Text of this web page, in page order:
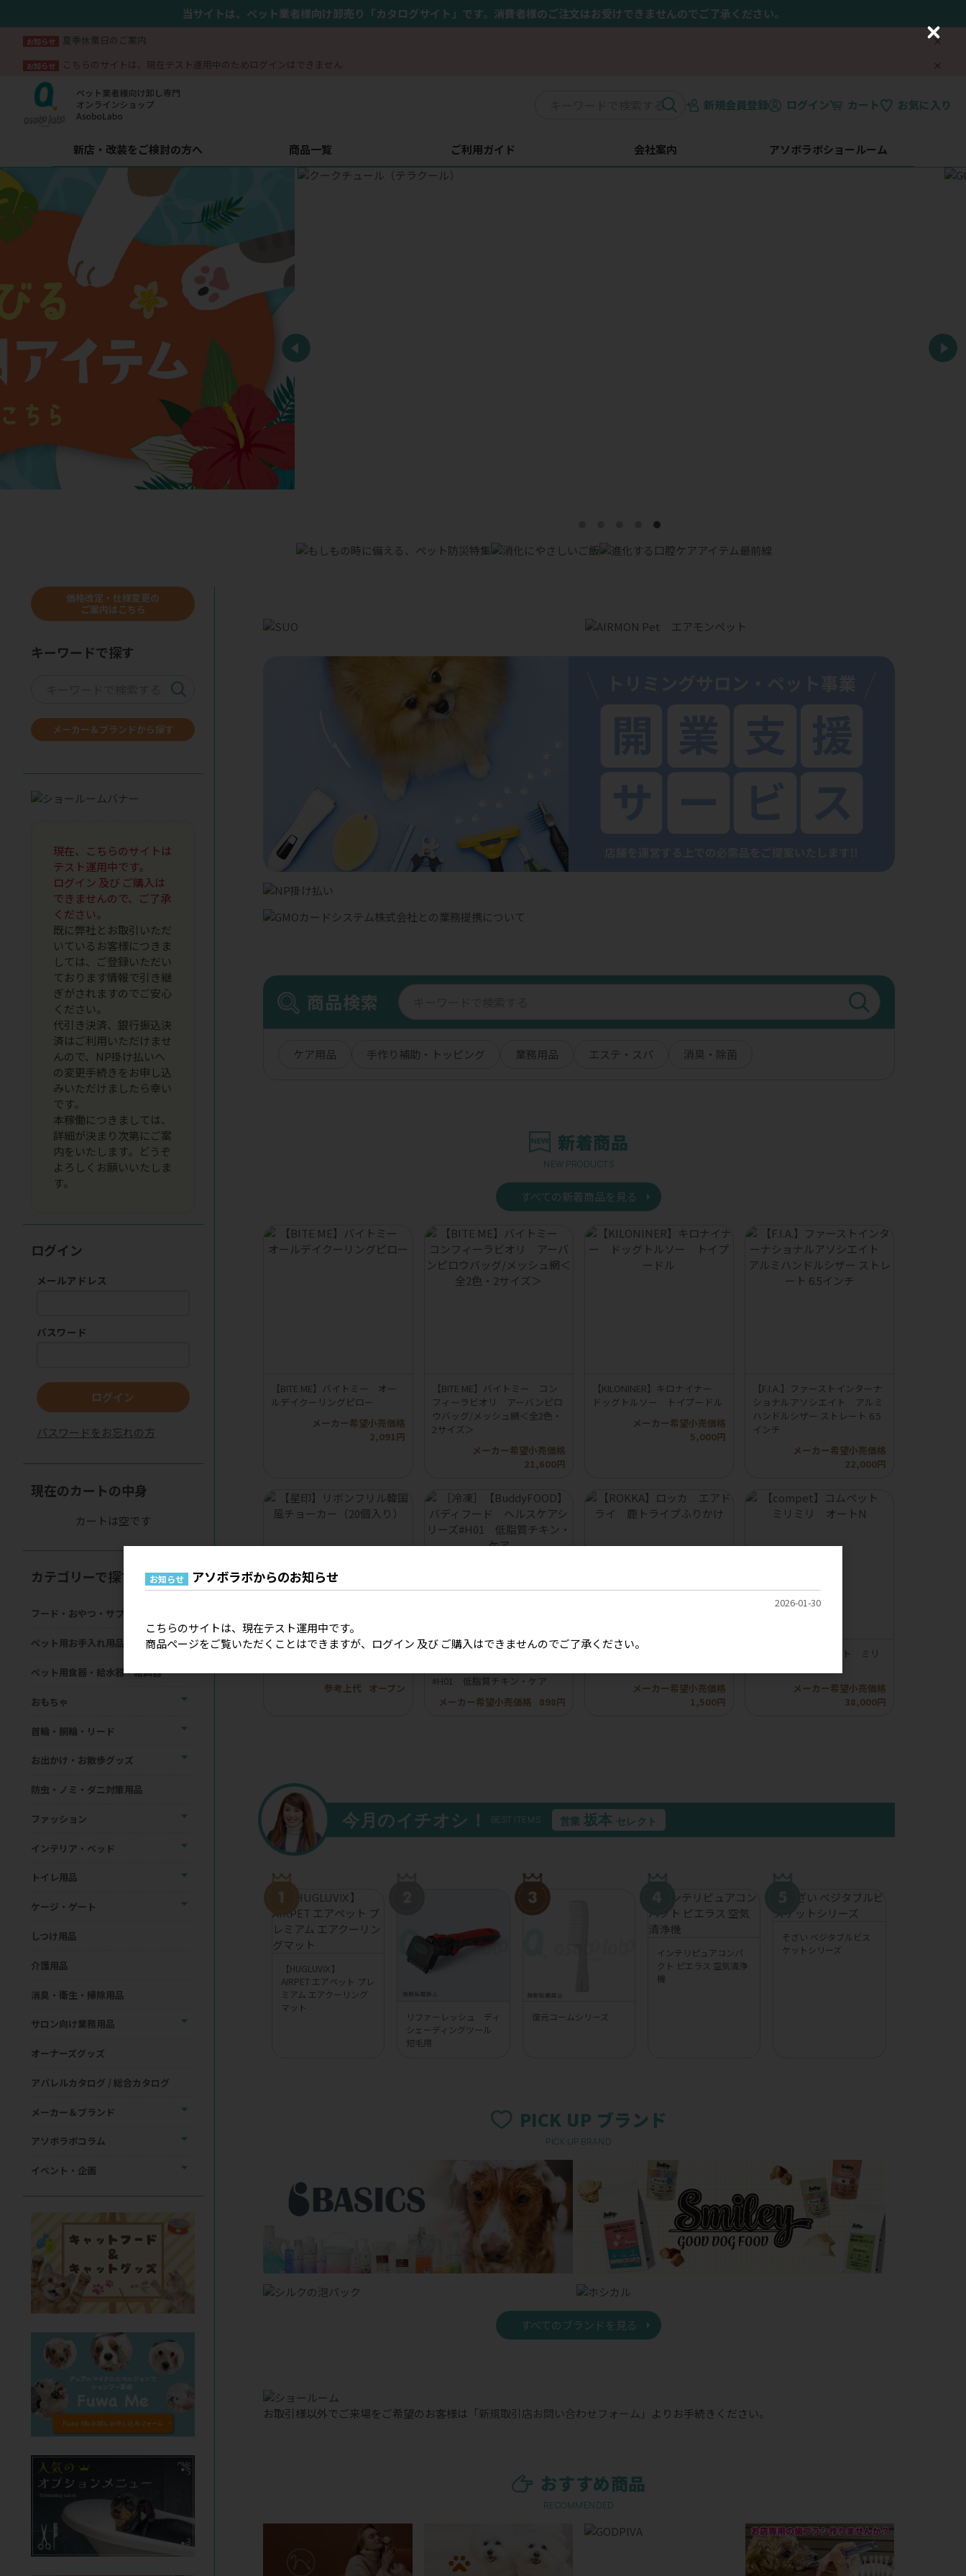
当サイトは、ペット業者様向け卸売り「カタログサイト」です。消費者様のご注文はお受けできませんのでご了承ください。
お知らせ 夏季休業日のご案内
お知らせ こちらのサイトは、現在テスト運用中のためログインはできません
新規会員登録 ログイン カート お気に入り
新店・改装をご検討の方へ 商品一覧 ご利用ガイド 会社案内 アソボラボショールーム
商品検索
ケア用品 手作り補助・トッピング 業務用品 エステ・スパ 消臭・除菌
新着商品
NEW PRODUCTS
すべての新着商品を見る
【BITE ME】バイトミー オー
ルデイクーリングピロー
メーカー希望小売価格
2,091円
【BITE ME】バイトミー コン
フィーラビオリ アーバンピロ
ウバッグ/メッシュ網＜全2色・
2サイズ＞
メーカー希望小売価格
21,600円
【KILONINER】キロナイナー
ドッグトルソー トイプードル
メーカー希望小売価格
5,000円
【F.I.A.】ファーストインターナ
ショナルアソシエイト アルミ
ハンドルシザー ストレート 6.5
インチ
メーカー希望小売価格
22,000円
【星印】リボンフリル韓国風チ
参考上代
オープン
［冷凍］【BuddyFOOD】バデ
#H01 低脂質チキン・ケア
メーカー希望小売価格
898円
【ROKKA】ロッカ エアドラ
メーカー希望小売価格
1,500円
【compet】コムペット ミリ
メーカー希望小売価格
38,000円
今月のイチオシ！ BEST ITEMS 営業 坂本 セレクト
【HUGLUVⅨ】
AIRPET エアペット プレ
ミアム エアクーリング
マット
リファーレッシュ ディ
シェーディングツール
短毛用
復元コームシリーズ
インテリピュアコンパ
クト ピエラス 空気清浄
機
そざい ベジタブルビス
ケットシリーズ
PICK UP ブランド
PICK UP BRAND
すべてのブランドを見る
お取引様以外でご来場をご希望のお客様は 「新規取引店お問い合わせフォーム」 よりお手続きください。
おすすめ商品
RECOMMENDED
価格改定・仕様変更の
ご案内はこちら
キーワードで探す
メーカー＆ブランドから探す
現在、こちらのサイトは
テスト運用中です。
ログイン 及び ご購入は
できませんので、ご了承
ください。
既に弊社とお取引いただ
いているお客様につきま
しては、ご登録いただい
ております情報で引き継
ぎがされますのでご安心
ください。
代引き決済、銀行振込決
済はご利用いただけませ
んので、NP掛け払いへ
の変更手続きをお申し込
みいただけましたら幸い
です。
本稼働につきましては、
詳細が決まり次第にご案
内をいたします。どうぞ
よろしくお願いいたしま
す。
ログイン
メールアドレス
パスワード
ログイン
パスワードをお忘れの方
現在のカートの中身
カートは空です
カテゴリーで探す
フード・おやつ・サプリメント
ペット用お手入れ用品
ペット用食器・給水器・給餌器
おもちゃ
首輪・胴輪・リード
お出かけ・お散歩グッズ
防虫・ノミ・ダニ対策用品
ファッション
インテリア・ベッド
トイレ用品
ケージ・ゲート
しつけ用品
介護用品
消臭・衛生・掃除用品
サロン向け業務用品
オーナーズグッズ
アパレルカタログ / 総合カタログ
メーカー＆ブランド
アソボラボコラム
イベント・企画
お知らせ アソボラボからのお知らせ
2026-01-30
こちらのサイトは、現在テスト運用中です。
商品ページをご覧いただくことはできますが、ログイン 及び ご購入はできませんのでご了承ください。
C
o